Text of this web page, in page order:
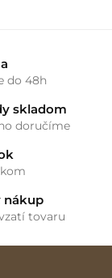
do 48h
skladom
doručíme
nákup
tovaru